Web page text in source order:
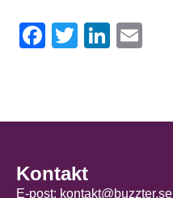
Facebook
Twitter LinkedIn
Kontakt
E-post: kontakt@buzzter.se